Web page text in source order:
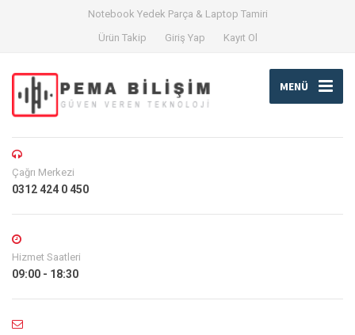
Notebook Yedek Parça & Laptop Tamiri
Ürün Takip
Giriş Yap Kayıt Ol
MENÜ
Çağrı Merkezi
0312 424 0 450
Hizmet Saatleri
09:00 - 18:30